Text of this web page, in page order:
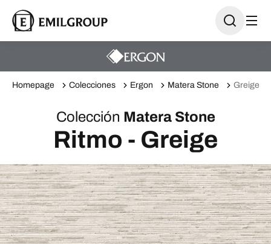
Homepage Colecciones Ergon Matera Stone Greige
Colección Matera Stone
Ritmo - Greige